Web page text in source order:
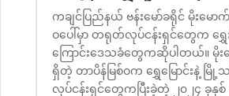
ကချင်ပြည်နယ် ဗန်းမော်ခရိုင် မိုးမ
ဝပေါ်မှာ တရုတ်လုပ်ငန်းရှင်တွေက ရွှ
ကြောင်းဒေသခံတွေကဆိုပါတယ်။ မိုး
ရှိတဲ့ တာပိန်မြစ်ဝက ရွှေမြောင်းနဲ့ မြို့
လုပ်ငန်းရှင်တွေကပြီးခဲ့တဲ့ ၂၀၂၄ ခု